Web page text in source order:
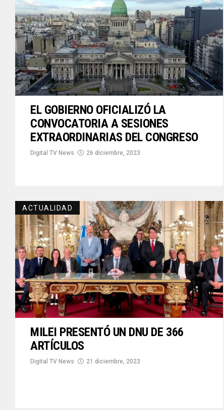
EL GOBIERNO OFICIALIZÓ LA
CONVOCATORIA A SESIONES
EXTRAORDINARIAS DEL CONGRESO
Digital TV News 26 diciembre, 2023
ACTUALIDAD
MILEI PRESENTÓ UN DNU DE 366
ARTÍCULOS
Digital TV News 21 diciembre, 2023